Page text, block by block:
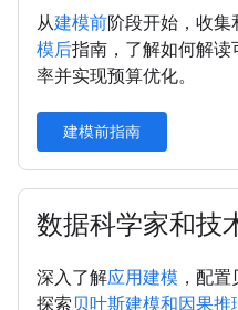
从建模前阶段开始，收
模后指南，了解如何解读
率并实现预算优化。
建模前指南
数据科学家和技
深入了解应用建模 ，配
探索 贝叶斯建模和因果推